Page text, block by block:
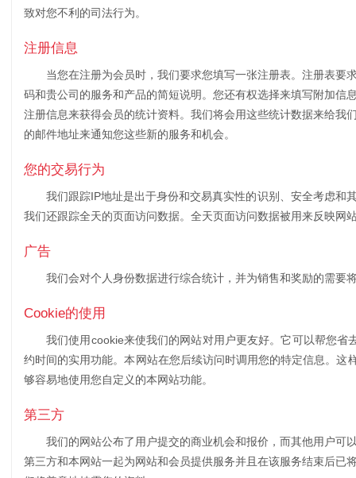
致对您不利的司法行为。
注册信息
当您在注册为会员时，我们要求您填写一张注册表。注册表
码和贵公司的服务和产品的简短说明。您还有权选择来填写附加
注册信息来获得会员的统计资料。我们将会用这些统计数据来给
的邮件地址来通知您这些新的服务和机会。
您的交易行为
我们跟踪IP地址是出于身份和交易真实性的识别、安全考虑和
我们还跟踪全天的页面访问数据。全天页面访问数据被用来反映
广告
我们会对个人身份数据进行综合统计，并为销售和奖励的需要
Cookie的使用
我们使用cookie来使我们的网站对用户更友好。它可以帮您
约时间的实用功能。本网站在您后续访问时调用您的特定信息。
够容易地使用您自定义的本网站功能。
第三方
我们的网站公布了用户提交的商业机会和报价，而其他用户可
第三方和本网站一起为网站和会员提供服务并且在该服务结束后